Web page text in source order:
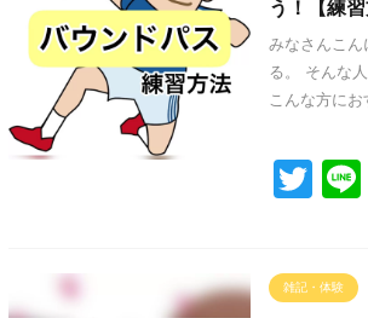
う！【練習
みなさんこ
る。 そんな
こんな方に
T
er
雑記・体験